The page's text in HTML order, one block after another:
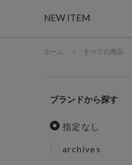
NEW ITEM
ホーム > すべての商品
ブランド
指定なし
archives